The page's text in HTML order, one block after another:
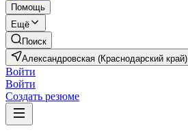
Помощь
Ещё
Поиск
Александровская (Краснодарский край)
Войти
Войти
Создать резюме